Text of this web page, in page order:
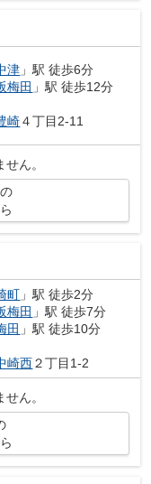
津 」駅 徒歩6分
梅田 」駅 徒歩12分
崎４丁目2-11
ん。
町 」駅 徒歩2分
梅田 」駅 徒歩7分
田 」駅 徒歩10分
崎西２丁目1-2
ん。